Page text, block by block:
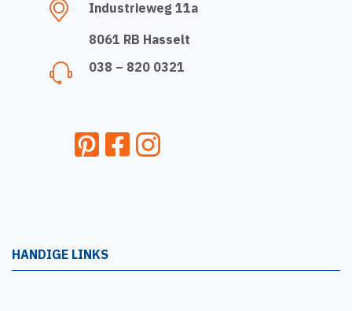
Industrieweg 11a
8061 RB Hasselt
038 – 820 0321
HANDIGE LINKS